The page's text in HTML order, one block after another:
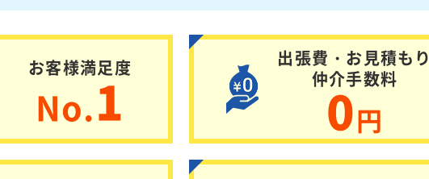
お客様満足度
No.1
出張費・お見積もり
仲介手数料
0円